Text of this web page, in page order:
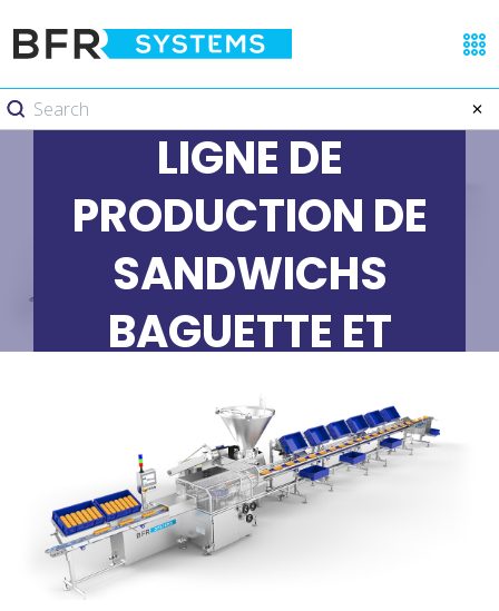
LIGNE DE
PRODUCTION DE
SANDWICHS
BAGUETTE ET
PANINIS